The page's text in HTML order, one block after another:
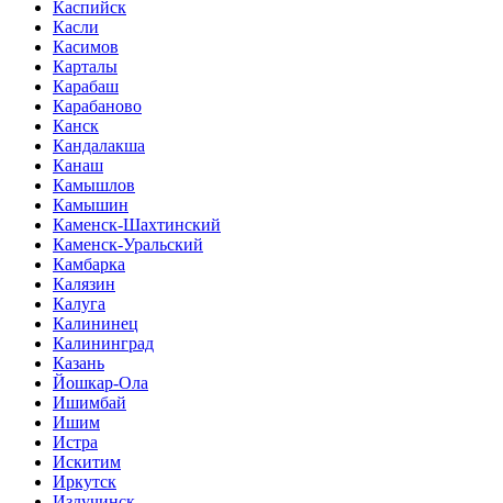
Каспийск
Касли
Касимов
Карталы
Карабаш
Карабаново
Канск
Кандалакша
Канаш
Камышлов
Камышин
Каменск-Шахтинский
Каменск-Уральский
Камбарка
Калязин
Калуга
Калининец
Калининград
Казань
Йошкар-Ола
Ишимбай
Ишим
Истра
Искитим
Иркутск